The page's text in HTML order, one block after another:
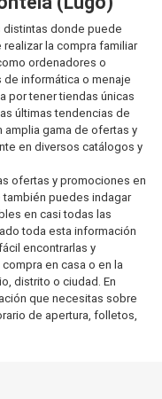
distintas donde puede
la compra familiar
ordenadores o
informática o menaje
por tener tiendas únicas
últimas tendencias de
amplia gama de ofertas y
en diversos catálogos y
ofertas y promociones en
puedes indagar
en casi todas las
toda esta información
encontrarlas y
en casa o en la
distrito o ciudad. En
que necesitas sobre
de apertura, folletos,